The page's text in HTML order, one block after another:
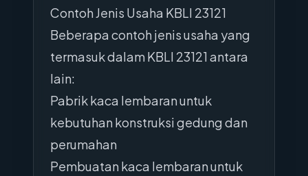
Contoh Jenis Usaha KBLI 23121
Beberapa contoh jenis usaha yang
termasuk dalam KBLI 23121 antara
lain:
Pabrik kaca lembaran untuk
kebutuhan konstruksi gedung dan
perumahan
Pembuatan kaca lembaran untuk